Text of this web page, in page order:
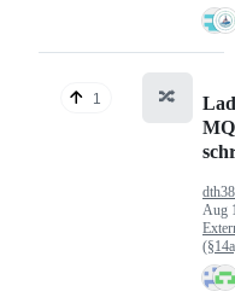
1 🔀
Aug